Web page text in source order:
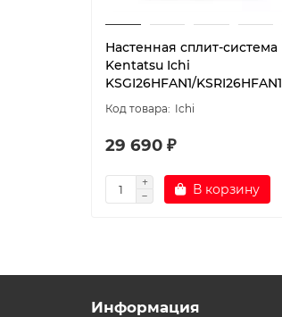
Настенная сплит-система
Kentatsu Ichi
KSGI26HFAN1/KSRI26HFAN1
Ichi
29 690 ₽
В корзину
Информация